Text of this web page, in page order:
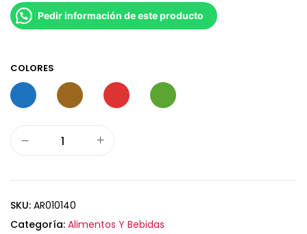
Pedir información de este producto
COLORES
SKU: AR010140
Categoría: Alimentos Y Bebidas